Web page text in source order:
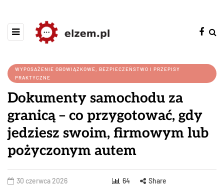
WYPOSAŻENIE OBOWIĄZKOWE, BEZPIECZEŃSTWO I PRZEPISY
PRAKTYCZNE
Dokumenty samochodu za
granicą – co przygotować, gdy
jedziesz swoim, firmowym lub
pożyczonym autem
30 czerwca 2026 64 Share